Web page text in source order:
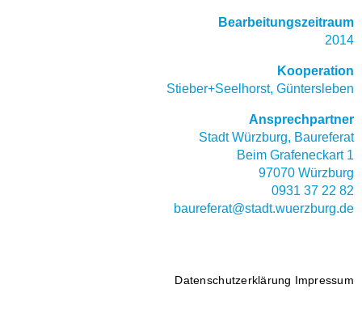
Bearbeitungszeitraum
2014
Kooperation
Stieber+Seelhorst, Güntersleben
Ansprechpartner
Stadt Würzburg, Baureferat
Beim Grafeneckart 1
97070 Würzburg
0931 37 22 82
baureferat@stadt.wuerzburg.de
Datenschutzerklärung Impressum